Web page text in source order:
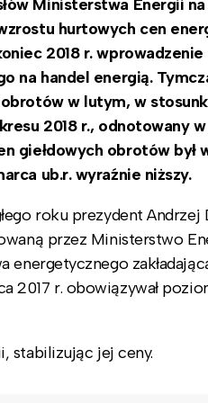
Ministerstwa Energii na
hurtowych cen
2018 r. wprowadzenie
na handel energią.
w lutym, w
2018 r., odnotowany
giełdowych obrotów był
ub.r. wyraźnie niższy.
roku prezydent Andrzej
przez Ministerstwo
energetycznego
2017 r. obowiązywał
stabilizując jej ceny.